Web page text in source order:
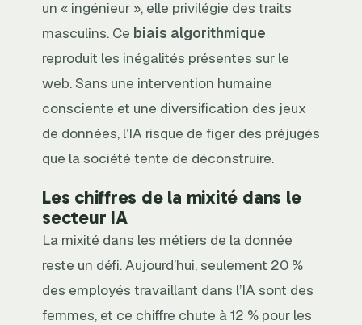
un « ingénieur », elle privilégie des traits
masculins. Ce biais algorithmique
reproduit les inégalités présentes sur le
web. Sans une intervention humaine
consciente et une diversification des jeux
de données, l’IA risque de figer des préjugés
que la société tente de déconstruire.
Les chiffres de la mixité dans le
secteur IA
La mixité dans les métiers de la donnée
reste un défi. Aujourd’hui, seulement 20 %
des employés travaillant dans l’IA sont des
femmes, et ce chiffre chute à 12 % pour les